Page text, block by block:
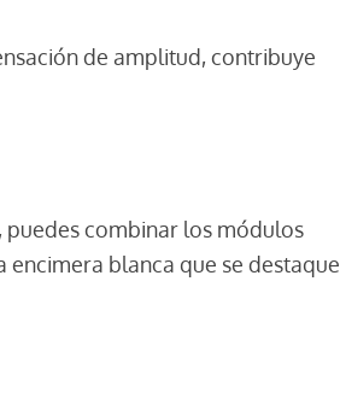
de amplitud, contribuye
puedes combinar los módulos
encimera blanca que se destaque